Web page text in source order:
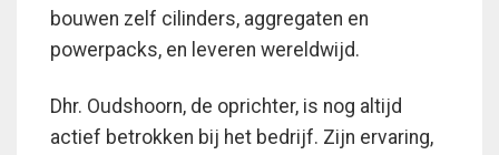
bouwen zelf cilinders, aggregaten en
powerpacks, en leveren wereldwijd.
Dhr. Oudshoorn, de oprichter, is nog altijd
actief betrokken bij het bedrijf. Zijn ervaring,